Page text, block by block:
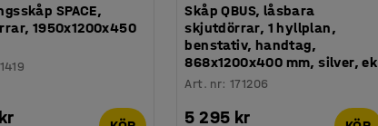
SPACE,
1950x1200x450
Skåp QBUS, låsbara
skjutdörrar, 1 hyllplan,
benstativ, handtag,
868x1200x400 mm, silver, ek
Art. nr:171206
5 295 kr